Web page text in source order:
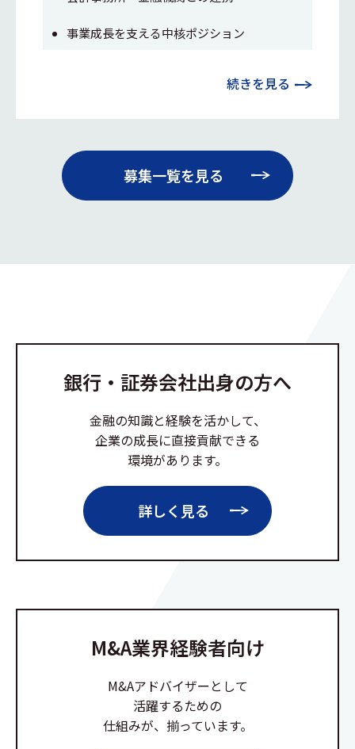
事業成長を支える中核ポジション
続きを見る
募集一覧を見る
銀行・証券会社出身の方へ
金融の知識と経験を活かして、
企業の成長に直接貢献できる
環境があります。
詳しく見る
M&A業界経験者向け
M&Aアドバイザーとして
活躍するための
仕組みが、揃っています。